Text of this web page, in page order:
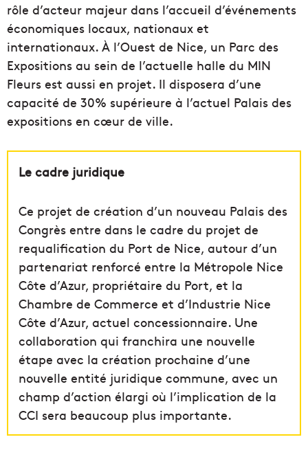
rôle d’acteur majeur dans l’accueil d’événements
économiques locaux, nationaux et
internationaux. À l’Ouest de Nice, un Parc des
Expositions au sein de l’actuelle halle du MIN
Fleurs est aussi en projet. Il disposera d’une
capacité de 30% supérieure à l’actuel Palais des
expositions en cœur de ville.
Le cadre juridique
Ce projet de création d’un nouveau Palais des
Congrès entre dans le cadre du projet de
requalification du Port de Nice, autour d’un
partenariat renforcé entre la Métropole Nice
Côte d’Azur, propriétaire du Port, et la
Chambre de Commerce et d’Industrie Nice
Côte d’Azur, actuel concessionnaire. Une
collaboration qui franchira une nouvelle
étape avec la création prochaine d’une
nouvelle entité juridique commune, avec un
champ d’action élargi où l’implication de la
CCI sera beaucoup plus importante.